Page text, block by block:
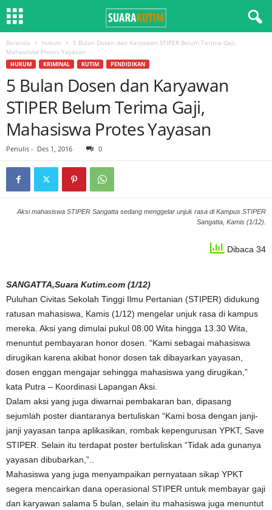
Beranda hukum
5 Bulan Dosen dan Karyawan STIPER Belum Terima Gaji,
Mahasiswa Protes Yayasan
HUKUM KRIMINAL KUTIM PENDIDIKAN
5 Bulan Dosen dan Karyawan
STIPER Belum Terima Gaji,
Mahasiswa Protes Yayasan
Penulis - Des 1, 2016 0
Aksi mahasiswa STIPER Sangatta sedang menggelar unjuk rasa di Kampus STIPER
Sangatta, Kamis (1/12).
Dibaca 34
SANGATTA,Suara Kutim.com (1/12)
Puluhan Civitas Sekolah Tinggi Ilmu Pertanian (STIPER) didukung
ratusan mahasiswa, Kamis (1/12) mengelar unjuk rasa di kampus
mereka. Aksi yang dimulai pukul 08.00 Wita hingga 13.30 Wita,
menuntut pembayaran honor dosen. “Kami sebagai mahasiswa
dirugikan karena akibat honor dosen tak dibayarkan yayasan,
dosen enggan mengajar sehingga mahasiswa yang dirugikan,”
kata Putra – Koordinasi Lapangan Aksi.
Dalam aksi yang juga diwarnai pembakaran ban, dipasang
sejumlah poster diantaranya bertuliskan “Kami bosa dengan janji-
janji yayasan tanpa aplikasikan, rombak kepengurusan YPKT, Save
STIPER. Selain itu terdapat poster bertuliskan “Tidak ada gunanya
yayasan dibubarkan,”..
Mahasiswa yang juga menyampaikan pernyataan sikap YPKT
segera mencairkan dana operasional STIPER untuk membayar gaji
dan karyawan salama 5 bulan, selain itu mahasiswa juga menuntut